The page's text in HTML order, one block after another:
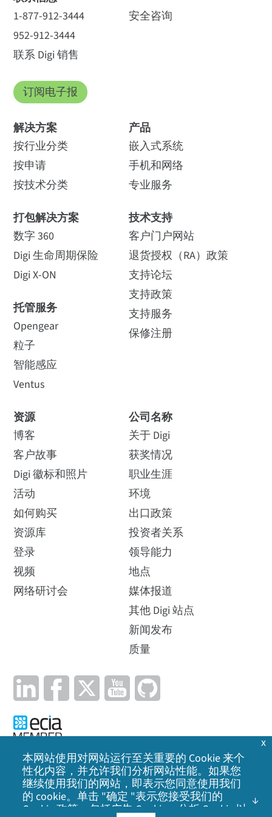
1-877-912-3444
952-912-3444
联系 Digi 销售
安全咨询
订阅电子报
解决方案
按行业分类
按申请
按技术分类
打包解决方案
数字 360
Digi 生命周期保险
Digi X-ON
托管服务
Opengear
粒子
智能感应
Ventus
产品
嵌入式系统
手机和网络
专业服务
技术支持
客户门户网站
退货授权（RA）政策
支持论坛
支持政策
支持服务
保修注册
资源
博客
客户故事
Digi 徽标和照片
活动
如何购买
资源库
登录
视频
网络研讨会
公司名称
关于 Digi
获奖情况
职业生涯
环境
出口政策
投资者关系
领导能力
地点
媒体报道
其他 Digi 站点
新闻发布
质量
隐私政策 | Cookie 政策 | 法律声明 | 网站地图
2026 Digi International Inc. 保留所有权利。
本网站使用对网站运行至关重要的 Cookie 来个
性化内容，并允许我们分析网站性能。如果您
继续使用我们的网站，即表示您同意使用我们
的 cookie。单击 "确定 "表示您接受我们的
Cookie 政策 ，包括广告 Cookie、分析 Cookie 以
x